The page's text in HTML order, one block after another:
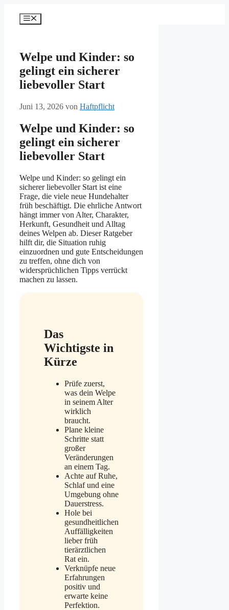
Inhalt
springen
Menü
Welpe und Kinder: so
gelingt ein sicherer
liebevoller Start
Juni 13, 2026 von Haftpflicht
Welpe und Kinder: so
gelingt ein sicherer
liebevoller Start
Welpe und Kinder: so gelingt ein
sicherer liebevoller Start ist eine
Frage, die viele neue Hundehalter
früh beschäftigt. Die ehrliche Antwort
hängt immer von Alter, Charakter,
Herkunft, Gesundheit und Alltag
deines Welpen ab. Dieser Ratgeber
hilft dir, die Situation ruhig
einzuordnen und gute Entscheidungen
zu treffen, ohne dich von
widersprüchlichen Tipps verrückt
machen zu lassen.
Das
Wichtigste in
Kürze
Prüfe zuerst,
was dein Welpe
in seinem Alter
wirklich
braucht.
Plane kleine
Schritte statt
großer
Veränderungen
an einem Tag.
Achte auf Ruhe,
Schlaf und eine
Umgebung ohne
Dauerstress.
Hole bei
gesundheitlichen
Auffälligkeiten
lieber früh
tierärztlichen
Rat ein.
Verknüpfe neue
Erfahrungen
positiv und
erwarte keine
Perfektion.